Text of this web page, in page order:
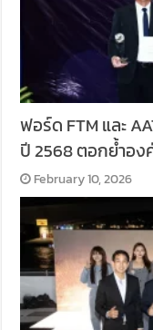
ฟอร์ด FTM และ
ปี 2568 ตอกย้ำอ
February 10, 2026